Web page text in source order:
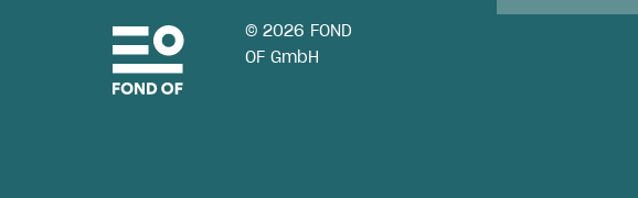
© 2026 FOND
OF GmbH